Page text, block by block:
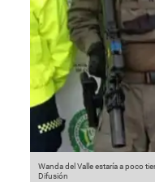
Wanda del Valle estaría a poco
Difusión